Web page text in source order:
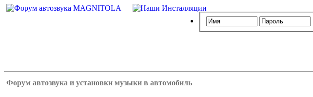
Форум автозвука и установки музыки в автомобиль